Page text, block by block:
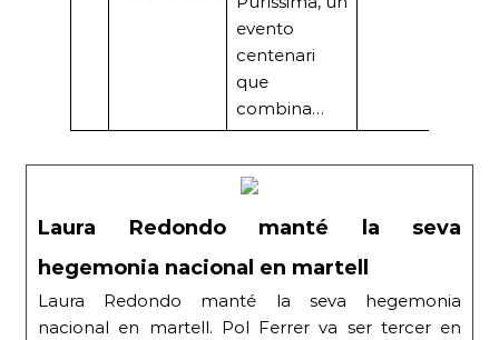
evento
centenari
que
combina…
Laura Redondo manté la seva
hegemonia nacional en martell
Laura Redondo manté la seva hegemonia
nacional en martell. Pol Ferrer va ser tercer en